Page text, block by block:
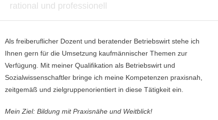
rational und professionell
Als freiberuflicher Dozent und beratender Betriebswirt stehe ich
Ihnen gern für die Umsetzung kaufmännischer Themen zur
Verfügung. Mit meiner Qualifikation als Betriebswirt und
Sozialwissenschaftler bringe ich meine Kompetenzen praxisnah,
zeitgemäß und zielgruppenorientiert in diese Tätigkeit ein.
Mein Ziel: Bildung mit Praxisnähe und Weitblick!